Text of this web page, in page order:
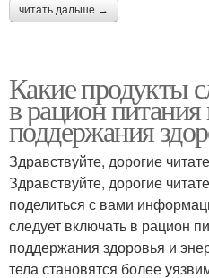
читать дальше →
Какие продукты
в рацион питания
поддержания
Здравствуйте, дорогие
Здравствуйте, дорогие
поделиться с вами
следует включать в рацион
поддержания здоровья и
тела становятся более